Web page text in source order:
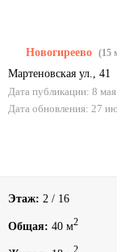
Новогиреево (15
Мартеновская ул., 41
Дата публикации: 8
Дата обновления: 27
Этаж: 2 / 16
Общая: 40 м2
2